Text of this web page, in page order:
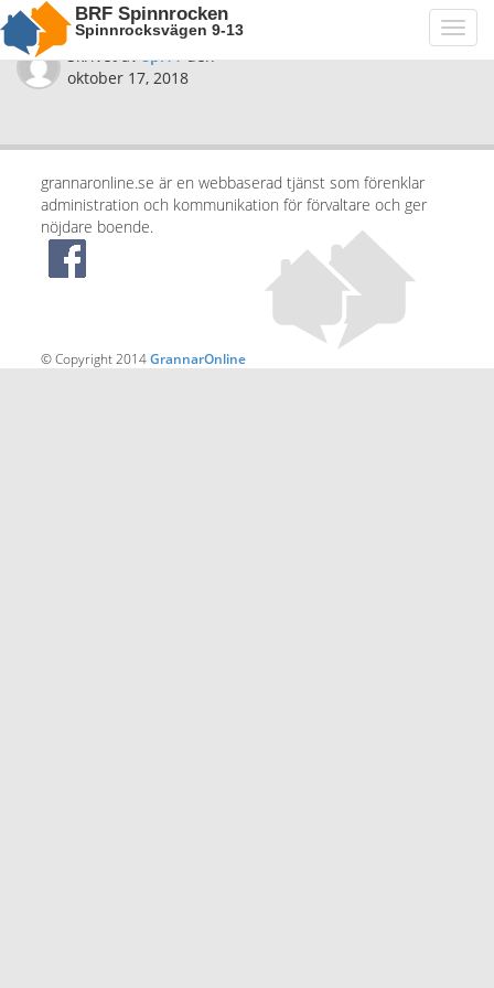
BRF Spinnrocken
Spinnrocksvägen 9-13
Skrivet avspi11den
oktober 17, 2018
grannaronline.se är en webbaserad tjänst som förenklar
administration och kommunikation för förvaltare och ger
nöjdare boende.
© Copyright 2014GrannarOnline